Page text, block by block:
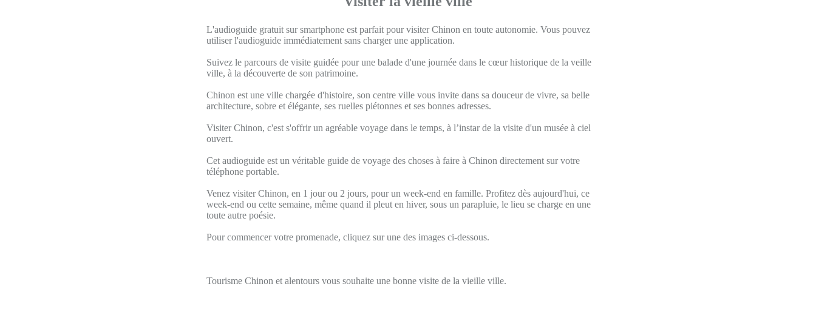
L'audioguide gratuit sur smartphone est parfait pour visiter Chinon en toute autonomie. Vous pouvez
utiliser l'audioguide immédiatement sans charger une application.
Suivez le parcours de visite guidée pour une balade d'une journée dans le cœur historique de la veille
ville, à la découverte de son patrimoine.
Chinon est une ville chargée d'histoire, son centre ville vous invite dans sa douceur de vivre, sa belle
architecture, sobre et élégante, ses ruelles piétonnes et ses bonnes adresses.
Visiter Chinon, c'est s'offrir un agréable voyage dans le temps, à l’instar de la visite d'un musée à ciel
ouvert.
Cet audioguide est un véritable guide de voyage des choses à faire à Chinon directement sur votre
téléphone portable.
Venez visiter Chinon, en 1 jour ou 2 jours, pour un week-end en famille. Profitez dès aujourd'hui, ce
week-end ou cette semaine, même quand il pleut en hiver, sous un parapluie, le lieu se charge en une
toute autre poésie.
Pour commencer votre promenade, cliquez sur une des images ci-dessous.
Tourisme Chinon et alentours vous souhaite une bonne visite de la vieille ville.